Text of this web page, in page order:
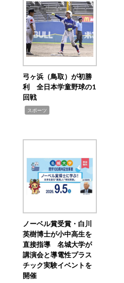
弓ヶ浜（鳥取）が初勝
利 全日本学童野球の1
回戦
スポーツ
ノーベル賞受賞・白川
英樹博士が小中高生を
直接指導 名城大学が
講演会と導電性プラス
チック実験イベントを
開催